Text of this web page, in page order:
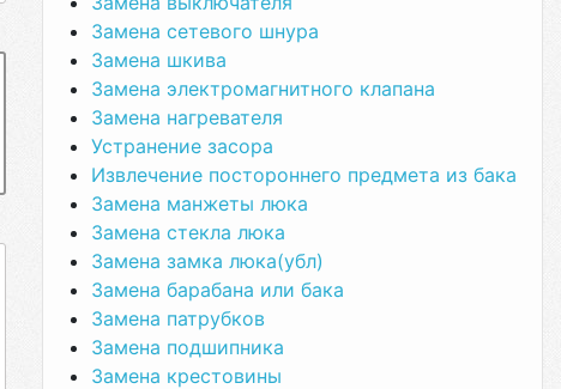
Замена сетевого шнура
Замена шкива
Замена электромагнитного клапана
Замена нагревателя
Устранение засора
Извлечение постороннего предмета из бака
Замена манжеты люка
Замена стекла люка
Замена замка люка(убл)
Замена барабана или бака
Замена патрубков
Замена подшипника
Замена крестовины